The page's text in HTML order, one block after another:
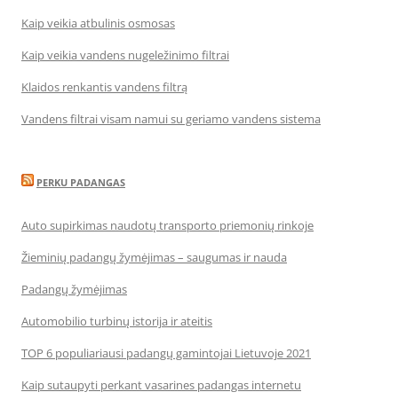
Kaip veikia atbulinis osmosas
Kaip veikia vandens nugeležinimo filtrai
Klaidos renkantis vandens filtrą
Vandens filtrai visam namui su geriamo vandens sistema
PERKU PADANGAS
Auto supirkimas naudotų transporto priemonių rinkoje
Žieminių padangų žymėjimas – saugumas ir nauda
Padangų žymėjimas
Automobilio turbinų istorija ir ateitis
TOP 6 populiariausi padangų gamintojai Lietuvoje 2021
Kaip sutaupyti perkant vasarines padangas internetu